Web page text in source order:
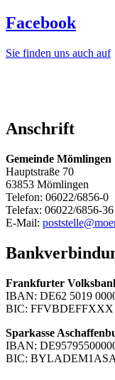
Facebook
Sie finden uns auch auf
Anschrift
Gemeinde Mömlingen
Hauptstraße 70
63853 Mömlingen
Telefon: 06022/6856-0
Telefax: 06022/6856-36
E-Mail:
Frankfurter
IBAN: DE62 5019
BIC: FFVBDEFFXXX
Sparkasse
IBAN:
BIC: BYLADEM1ASA